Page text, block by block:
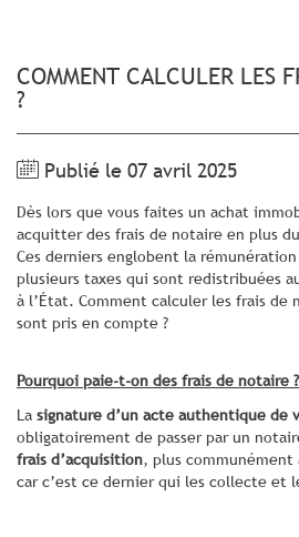
COMMENT CALCULER LES
?
Publié le 07 avril 2025
Dès lors que vous faites un achat
acquitter des frais de notaire en plus
Ces derniers englobent la
plusieurs taxes qui sont redistribuées
à l’État. Comment calculer les frais de
sont pris en compte ?
Pourquoi paie-t-on des frais de notaire ?
La signature d’un acte authentique de
obligatoirement de passer par un
frais d’acquisition, plus communément
car c’est ce dernier qui les collecte et